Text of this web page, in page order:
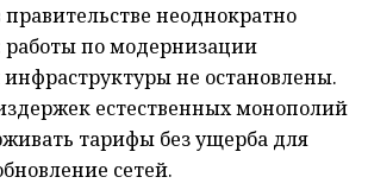
неоднократно
по модернизации
не остановлены.
естественных монополий
тарифы без ущерба для
сетей.